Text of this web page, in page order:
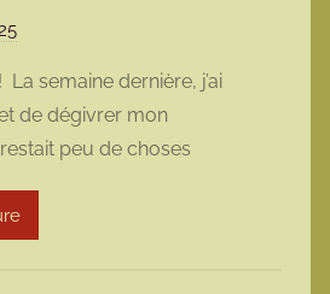
r
m
a
r
m
semaine dernière, j’ai
de dégivrer mon
peu de choses